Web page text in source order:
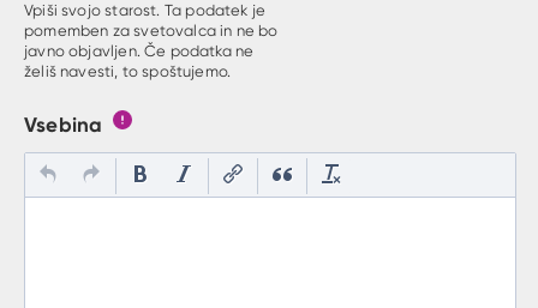
Vpiši svojo starost. Ta podatek je
pomemben za svetovalca in ne bo
javno objavljen. Če podatka ne
želiš navesti, to spoštujemo.
Vsebina